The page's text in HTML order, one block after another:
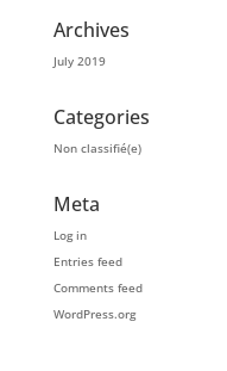
Archives
July 2019
Categories
Non classifié(e)
Meta
Log in
Entries feed
Comments feed
WordPress.org